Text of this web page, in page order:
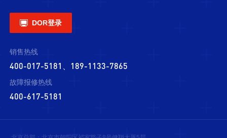
 DOR登录
销售热线
400-017-5181、189-1133-7865
故障报修热线
400-617-5181